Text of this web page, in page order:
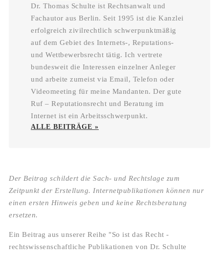
Dr. Thomas Schulte ist Rechtsanwalt und
Fachautor aus Berlin. Seit 1995 ist die Kanzlei
erfolgreich zivilrechtlich schwerpunktmäßig
auf dem Gebiet des Internets-, Reputations-
und Wettbewerbsrecht tätig. Ich vertrete
bundesweit die Interessen einzelner Anleger
und arbeite zumeist via Email, Telefon oder
Videomeeting für meine Mandanten. Der gute
Ruf – Reputationsrecht und Beratung im
Internet ist ein Arbeitsschwerpunkt.
ALLE BEITRÄGE »
Der Beitrag schildert die Sach- und Rechtslage zum
Zeitpunkt der Erstellung. Internetpublikationen können nur
einen ersten Hinweis geben und keine Rechtsberatung
ersetzen.
Ein Beitrag aus unserer Reihe "So ist das Recht -
rechtswissenschaftliche Publikationen von Dr. Schulte